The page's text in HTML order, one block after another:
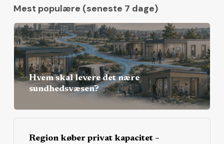
Mest populære (seneste 7 dage)
Hvem skal levere det nære
sundhedsvæsen?
Region køber privat kapacitet –